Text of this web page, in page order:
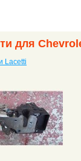
для
Lacetti